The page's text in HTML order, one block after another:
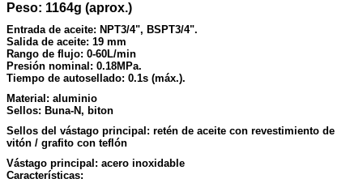
Peso: 1164g (aprox.)
Entrada de aceite: NPT3/4", BSPT3/4".
Salida de aceite: 19 mm
Rango de flujo: 0-60L/min
Presión nominal: 0.18MPa.
Tiempo de autosellado: 0.1s (máx.).
Material: aluminio
Sellos: Buna-N, biton
Sellos del vástago principal: retén de aceite con revestimiento de
vitón / grafito con teflón
Vástago principal: acero inoxidable
Características: